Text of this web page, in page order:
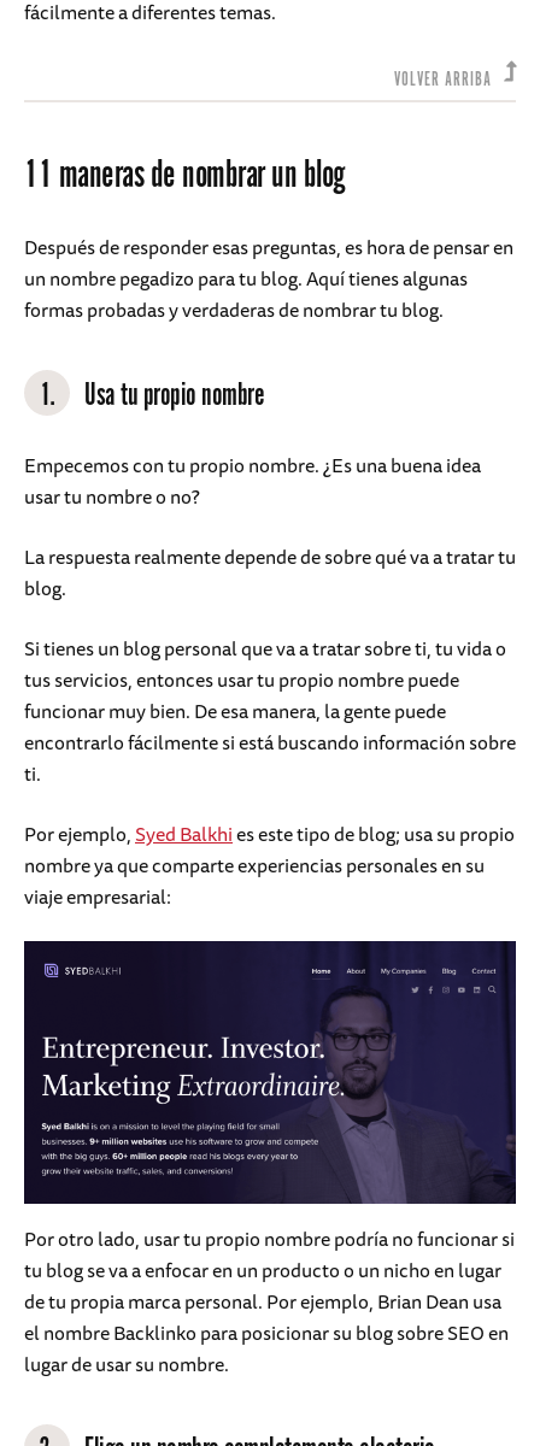
fácilmente a diferentes temas.
VOLVER ARRIBA
11 maneras de nombrar un blog
Después de responder esas preguntas, es hora de pensar en
un nombre pegadizo para tu blog. Aquí tienes algunas
formas probadas y verdaderas de nombrar tu blog.
1. Usa tu propio nombre
Empecemos con tu propio nombre. ¿Es una buena idea
usar tu nombre o no?
La respuesta realmente depende de sobre qué va a tratar tu
blog.
Si tienes un blog personal que va a tratar sobre ti, tu vida o
tus servicios, entonces usar tu propio nombre puede
funcionar muy bien. De esa manera, la gente puede
encontrarlo fácilmente si está buscando información sobre
ti.
Por ejemplo,Syed Balkhies este tipo de blog; usa su propio
nombre ya que comparte experiencias personales en su
viaje empresarial:
Por otro lado, usar tu propio nombre podría no funcionar si
tu blog se va a enfocar en un producto o un nicho en lugar
de tu propia marca personal. Por ejemplo, Brian Dean usa
el nombre Backlinko para posicionar su blog sobre SEO en
lugar de usar su nombre.